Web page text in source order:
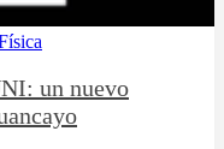
un nuevo